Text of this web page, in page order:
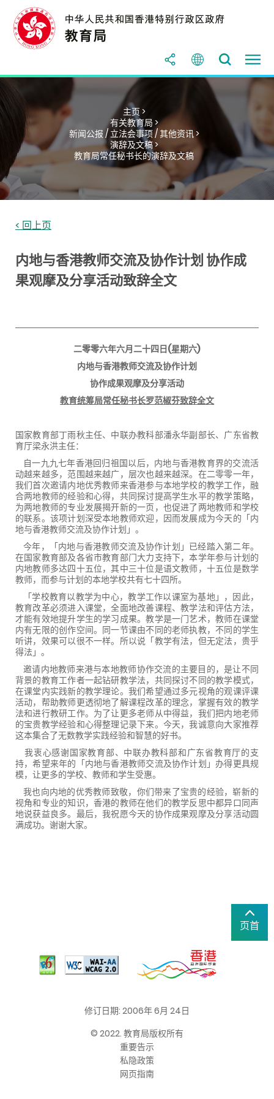
主页 >
有关教育局 >
新闻公报 / 立法会事项 / 其他资讯 >
演辞及文稿 >
教育局常任秘书长的演辞及文稿
< 回上页
内地与香港教师交流及协作计划 协作成
果观摩及分享活动致辞全文
二零零六年六月二十四日(星期六)
内地与香港教师交流及协作计划
协作成果观摩及分享活动
教育统筹局常任秘书长罗范椒芬致辞全文
国家教育部丁雨秋主任、中联办教科部潘永华副部长、广东省教
育厅梁永洪主任：
自一九九七年香港回归祖国以后，内地与香港教育界的交流活
动越来越多，范围越来越广，层次也越来越深。在二零零一年，
我们首次邀请内地优秀教师来香港参与本地学校的教学工作，融
合两地教师的经验和心得，共同探讨提高学生水平的教学策略，
为两地教师的专业发展揭开新的一页，也促进了两地教师和学校
的联系。该项计划深受本地教师欢迎，因而发展成为今天的「内
地与香港教师交流及协作计划」。
今年，「内地与香港教师交流及协作计划」已经踏入第二年。
在国家教育部及各省市教育部门大力支持下，本学年参与计划的
内地教师多达四十五位，其中三十位是语文教师，十五位是数学
教师，而参与计划的本地学校共有七十四所。
「学校教育以教学为中心，教学工作以课室为基地」，因此，
教育改革必须进入课堂，全面地改善课程、教学法和评估方法，
才能有效地提升学生的学习成果。教学是一门艺术，教师在课堂
内有无限的创作空间。同一节课由不同的老师执教，不同的学生
听讲，效果可以很不一样。所以说「教学有法，但无定法，贵乎
得法」。
邀请内地教师来港与本地教师协作交流的主要目的，是让不同
背景的教育工作者一起钻研教学法，共同探讨不同的教学模式，
在课堂内实践新的教学理论。我们希望通过多元视角的观课评课
活动，帮助教师更透彻地了解课程改革的理念，掌握有效的教学
法和进行教研工作。为了让更多老师从中得益，我们把内地老师
的宝贵教学经验和心得整理记录下来。今天，我诚意向大家推荐
这本集合了无数教学实践经验和智慧的好书。
我衷心感谢国家教育部、中联办教科部和广东省教育厅的支
持，希望来年的「内地与香港教师交流及协作计划」办得更具规
模，让更多的学校、教师和学生受惠。
我也向内地的优秀教师致敬，你们带来了宝贵的经验，崭新的
视角和专业的知识，香港的教师在他们的教学反思中都异口同声
地说获益良多。最后，我祝愿今天的协作成果观摩及分享活动圆
满成功。谢谢大家。
页首
修订日期: 2006年 6月 24日
© 2022. 教育局版权所有
重要告示
私隐政策
网页指南